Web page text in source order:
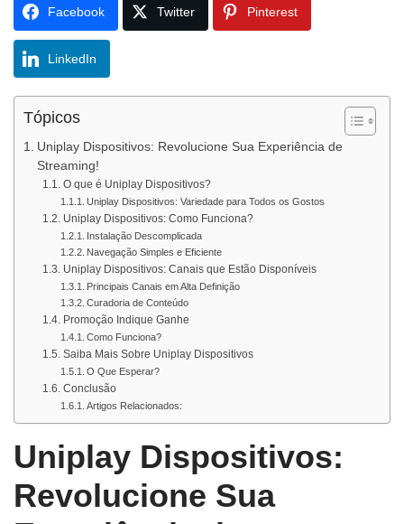
Facebook Twitter Pinterest
LinkedIn
Tópicos
Uniplay Dispositivos: Revolucione Sua Experiência de
Streaming!
O que é Uniplay Dispositivos?
Uniplay Dispositivos: Variedade para Todos os Gostos
Uniplay Dispositivos: Como Funciona?
Instalação Descomplicada
Navegação Simples e Eficiente
Uniplay Dispositivos: Canais que Estão Disponíveis
Principais Canais em Alta Definição
Curadoria de Conteúdo
Promoção Indique Ganhe
Como Funciona?
Saiba Mais Sobre Uniplay Dispositivos
O Que Esperar?
Conclusão
Artigos Relacionados:
Uniplay Dispositivos:
Revolucione Sua